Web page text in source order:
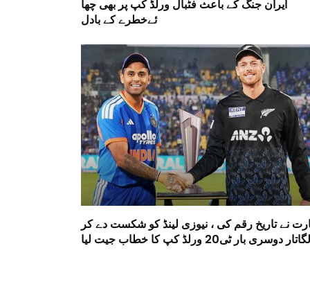
ایران جنگ کے باعث فٹبال ورلڈ کپ پر بھی چھا
ئےخطرے کے بادل
نے تاریخ رقم کی ، نیوزی لینڈ کو شکست دے کر
لگاتار دوسری بار ٹی20 ورلڈ کپ کا خطاب جیت لیا